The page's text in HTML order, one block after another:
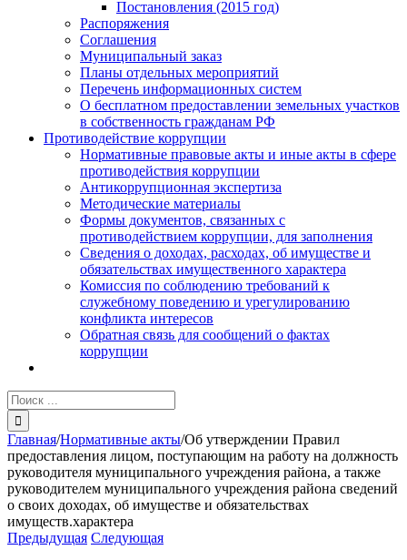
Постановления (2015 год)
Распоряжения
Соглашения
Муниципальный заказ
Планы отдельных мероприятий
Перечень информационных систем
О бесплатном предоставлении земельных участков
в собственность гражданам РФ
Противодействие коррупции
Нормативные правовые акты и иные акты в сфере
противодействия коррупции
Антикоррупционная экспертиза
Методические материалы
Формы документов, связанных с
противодействием коррупции, для заполнения
Сведения о доходах, расходах, об имуществе и
обязательствах имущественного характера
Комиссия по соблюдению требований к
служебному поведению и урегулированию
конфликта интересов
Обратная связь для сообщений о фактах
коррупции
Результат
поиска:
Главная/Нормативные акты/Об утверждении Правил
предоставления лицом, поступающим на работу на должность
руководителя муниципального учреждения района, а также
руководителем муниципального учреждения района сведений
о своих доходах, об имуществе и обязательствах
имуществ.характера
Предыдущая Следующая